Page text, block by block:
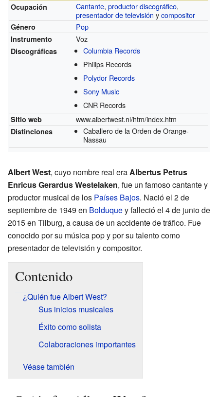
Ocupación
Cantante,productor discográfico,
presentador de televisión ycompositor
Género Pop
Instrumento Voz
Discográficas
Columbia Records
Philips Records
Polydor Records
Sony Music
CNR Records
Sitio web www.albertwest.nl/htm/index.htm
Distinciones
Caballero de la Orden de Orange-
Nassau
Albert West, cuyo nombre real eraAlbertus Petrus
Enricus Gerardus Westelaken, fue un famoso cantante y
productor musical de los Países Bajos. Nació el 2 de
septiembre de 1949 en Bolduquey falleció el 4 de junio de
2015 en Tilburg, a causa de un accidente de tráfico. Fue
conocido por su música pop y por su talento como
presentador de televisión y compositor.
Contenido
¿Quién fue Albert West?
Sus inicios musicales
Éxito como solista
Colaboraciones importantes
Véase también